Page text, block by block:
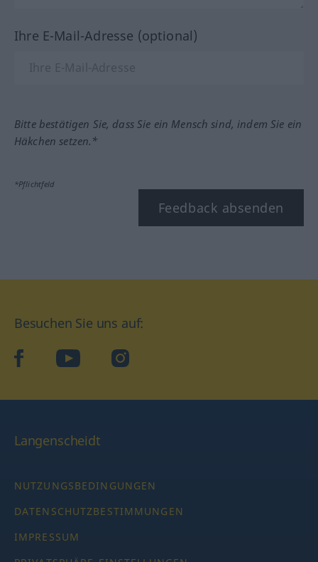
Ihre E-Mail-Adresse (optional)
Bitte bestätigen Sie, dass Sie ein Mensch sind, indem Sie ein
Häkchen setzen.*
*Pflichtfeld
Feedback absenden
Besuchen Sie uns auf:
facebookYouTube Instagram
Langenscheidt
NUTZUNGSBEDINGUNGEN
DATENSCHUTZBESTIMMUNGEN
IMPRESSUM